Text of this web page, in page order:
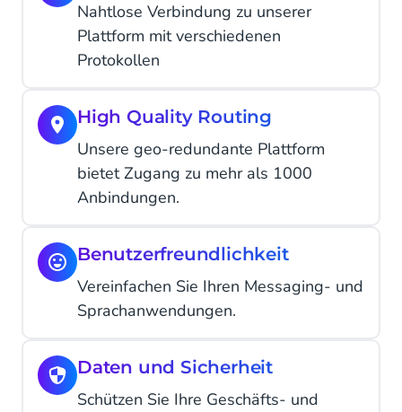
Nahtlose Verbindung zu unserer
Plattform mit verschiedenen
Protokollen
High Quality Routing
Unsere geo-redundante Plattform
bietet Zugang zu mehr als 1000
Anbindungen.
Benutzerfreundlichkeit
Vereinfachen Sie Ihren Messaging- und
Sprachanwendungen.
Daten und Sicherheit
Schützen Sie Ihre Geschäfts- und